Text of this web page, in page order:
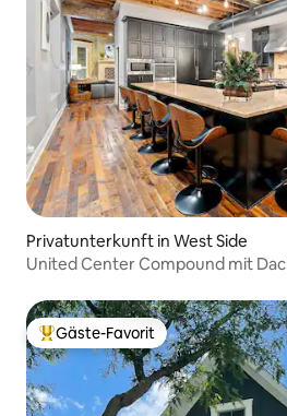
Privatunterkunft in West Side
United Center Compound mit
Beliebter Gäste-Favorit.
Gäste-Favorit